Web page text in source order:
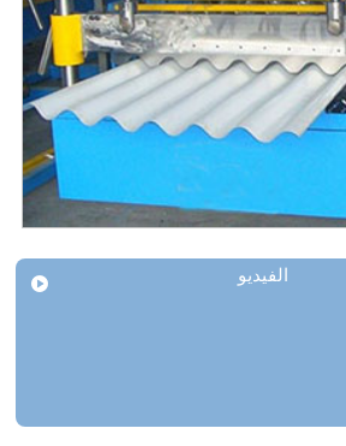
الفيديو